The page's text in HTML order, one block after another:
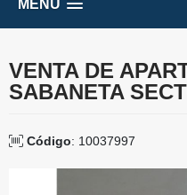
MENÚ
VENTA DE
SABANETA
Código: 10037997